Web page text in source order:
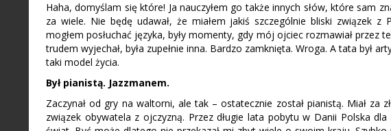
Haha, domyślam się które! Ja nauczyłem go także innych słów, które sam
za wiele. Nie będę udawał, że miałem jakiś szczególnie bliski związek
mogłem posłuchać języka, były momenty, gdy mój ojciec rozmawiał przez
trudem wyjechał, była zupełnie inna. Bardzo zamknięta. Wroga. A tata był
taki model życia.
Był pianistą. Jazzmanem.
Zaczynał od gry na waltorni, ale tak – ostatecznie został pianistą. Miał za
związek obywatela z ojczyzną. Przez długie lata pobytu w Danii Polska